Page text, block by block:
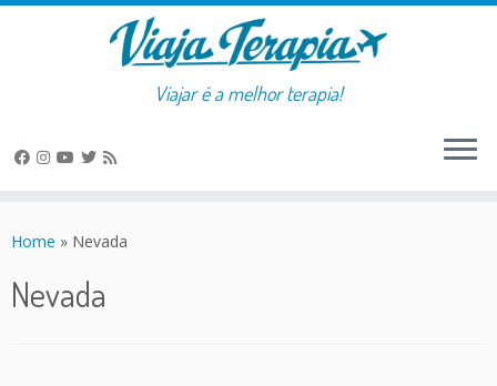
to
Viajar é a melhor terapia!
Home » Nevada
Nevada